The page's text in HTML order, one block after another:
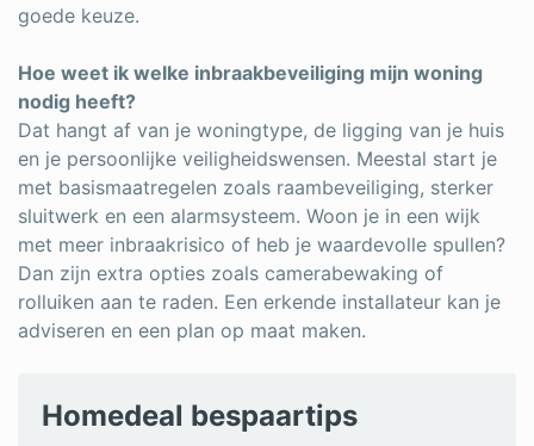
goede keuze.
Hoe weet ik welke inbraakbeveiliging mijn woning
nodig heeft?
Dat hangt af van je woningtype, de ligging van je huis
en je persoonlijke veiligheidswensen. Meestal start je
met basismaatregelen zoals raambeveiliging, sterker
sluitwerk en een alarmsysteem. Woon je in een wijk
met meer inbraakrisico of heb je waardevolle spullen?
Dan zijn extra opties zoals camerabewaking of
rolluiken aan te raden. Een erkende installateur kan je
adviseren en een plan op maat maken.
Homedeal bespaartips